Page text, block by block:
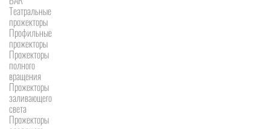
Театральные
прожекторы
Профильные
прожекторы
Прожекторы
полного
вращения
Прожекторы
заливающего
света
Прожекторы